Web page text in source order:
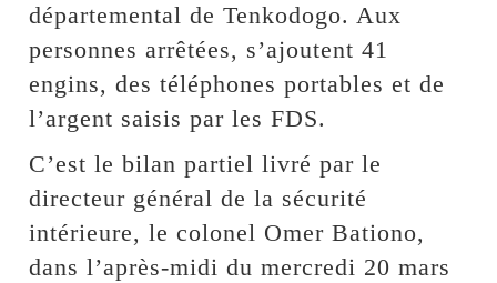
départemental de Tenkodogo. Aux
personnes arrêtées, s’ajoutent 41
engins, des téléphones portables et de
l’argent saisis par les FDS.
C’est le bilan partiel livré par le
directeur général de la sécurité
intérieure, le colonel Omer Bationo,
dans l’après-midi du mercredi 20 mars